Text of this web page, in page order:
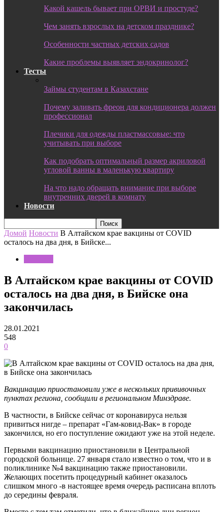
Какой кашель бывает при ОРВИ и простуде?
Чем занять взрослых на детском празднике?
Особенности частных детских садов
Какие проблемы выявляет эндокринолог?
Тесты
Займы студентам в Казахстане
Почему заливать фреон для кондиционера должен
профессионал
Плечики для одежды пластмассовые: что
учитывать при выборе
Как подобрать оптимальный размер акриловой
угловой ванны в маленькую квартиру
На что надо обращать внимание при выборе
внутренних дверей в комнату
Новости
Домой Новости В Алтайском крае вакцины от COVID
осталось на два дня, в Бийске...
В Алтайском крае вакцины от COVID
осталось на два дня, в Бийске она
закончилась
28.01.2021
548
0
Вакцинацию приостановили уже в нескольких прививочных
пунктах региона, сообщили в региональном Минздраве.
В частности, в Бийске сейчас от коронавируса нельзя
привиться нигде – препарат «Гам-ковид-Вак» в городе
закончился, но его поступление ожидают уже на этой неделе.
Первыми вакцинацию приостановили в Центральной
городской больнице. 27 января стало известно о том, что и в
поликлинике №4 вакцинацию также приостановили.
Желающих посетить процедурный кабинет оказалось
слишком много -в настоящее время очередь расписана вплоть
до середины февраля.